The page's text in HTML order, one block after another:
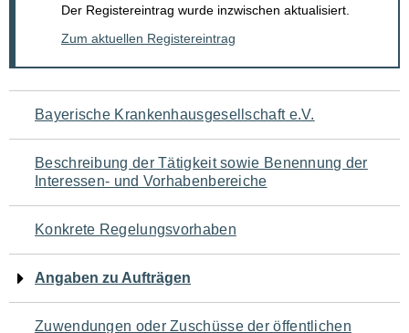
Der Registereintrag wurde inzwischen aktualisiert.
Zum aktuellen Registereintrag
Navigation
für
den
Seiteninhalt
Bayerische Krankenhausgesellschaft e.V.
Beschreibung der Tätigkeit sowie Benennung der
Interessen- und Vorhabenbereiche
Konkrete Regelungsvorhaben
Angaben zu Aufträgen
Zuwendungen oder Zuschüsse der öffentlichen